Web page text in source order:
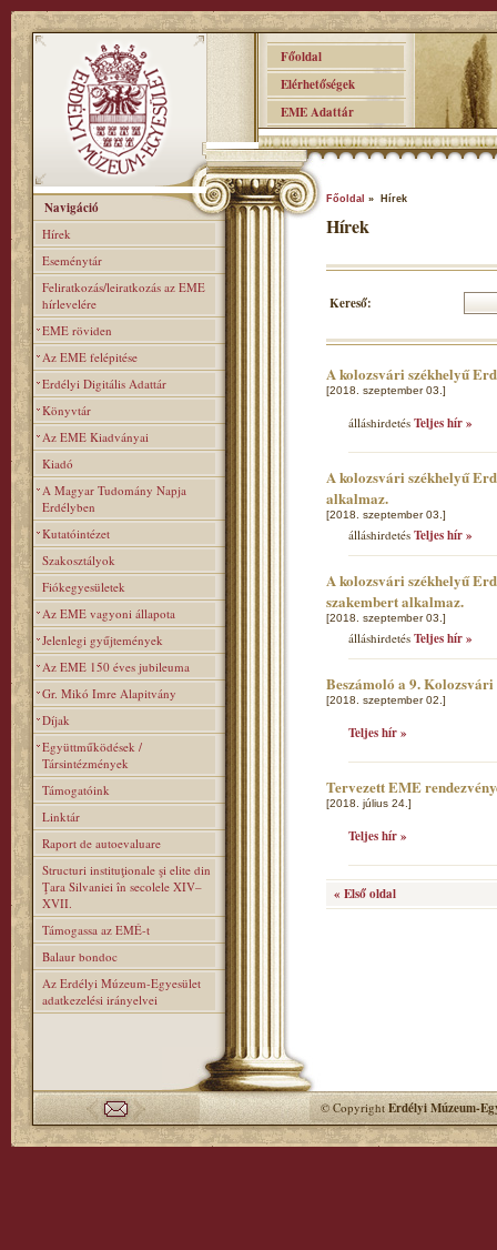
Főoldal
Elérhetőségek
EME Adattár
Navigáció
Hírek
Eseménytár
Feliratkozás/leiratkozás az EME
hírlevelére
EME röviden
Az EME felépitése
Erdélyi Digitális Adattár
Könyvtár
Az EME Kiadványai
Kiadó
A Magyar Tudomány Napja
Erdélyben
Kutatóintézet
Szakosztályok
Fiókegyesületek
Az EME vagyoni állapota
Jelenlegi gyűjtemények
Az EME 150 éves jubileuma
Gr. Mikó Imre Alapitvány
Díjak
Együttműködések /
Társintézmények
Támogatóink
Linktár
Raport de autoevaluare
Structuri instituţionale şi elite din
Ţara Silvaniei în secolele XIV–
XVII.
Támogassa az EMÉ-t
Balaur bondoc
Az Erdélyi Múzeum-Egyesület
adatkezelési irányelvei
Főoldal » Hírek
Hírek
Kereső:
A kolozsvári székhelyű
[2018. szeptember 03.]
álláshirdetés Teljes hír »
A kolozsvári székhelyű
alkalmaz.
[2018. szeptember 03.]
álláshirdetés Teljes hír »
A kolozsvári székhelyű
szakembert alkalmaz.
[2018. szeptember 03.]
álláshirdetés Teljes hír »
Beszámoló a 9.
[2018. szeptember 02.]
Teljes hír »
Tervezett EME
[2018. július 24.]
Teljes hír »
« Első oldal
© CopyrightErdélyi Múzeum-